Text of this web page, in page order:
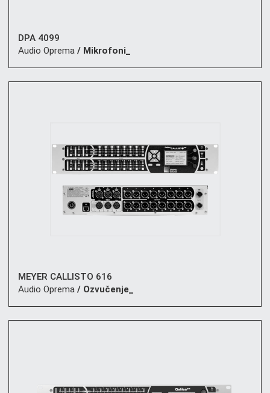
DPA 4099
Audio Oprema / Mikrofoni_
MEYER CALLISTO 616
Audio Oprema / Ozvučenje_